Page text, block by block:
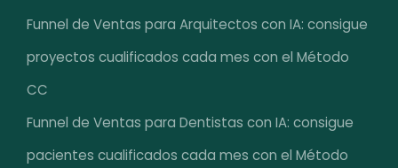
Funnel de Ventas para Arquitectos con IA: consigue
proyectos cualificados cada mes con el Método
CC
Funnel de Ventas para Dentistas con IA: consigue
pacientes cualificados cada mes con el Método